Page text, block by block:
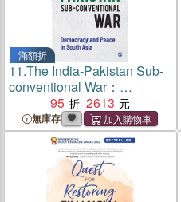
滿額折
11.The India-Pakistan Sub-
conventional War：
Democracy and Peace in
South Asia
95 2613
無庫存